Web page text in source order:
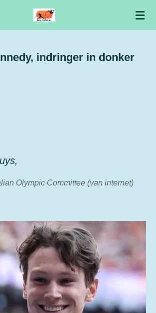
indringer in donker
Olympic Committee (van internet)